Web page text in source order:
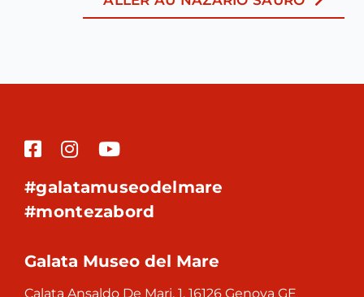
#galatamuseodelmare
#montezabord
Galata Museo del Mare
Calata Ansaldo De Mari, 1, 16126 Genova GE